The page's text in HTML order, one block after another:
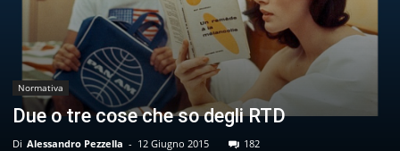
Normativa
Due o tre cose che so degli RTD
Di Alessandro Pezzella - 12 Giugno 2015 182